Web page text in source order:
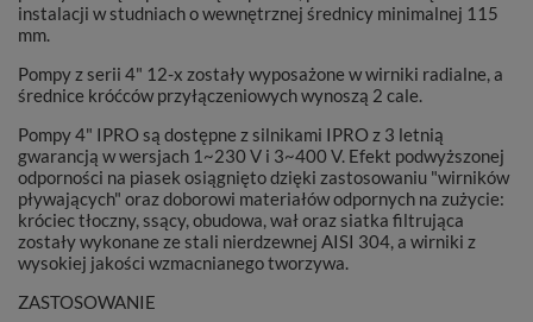
instalacji w studniach o wewnętrznej średnicy minimalnej 115
mm.
Pompy z serii 4" 12-x zostały wyposażone w wirniki radialne, a
średnice króćców przyłączeniowych wynoszą 2 cale.
Pompy 4" IPRO są dostępne z silnikami IPRO z 3 letnią
gwarancją w wersjach 1~230 V i 3~400 V. Efekt podwyższonej
odporności na piasek osiągnięto dzięki zastosowaniu "wirników
pływających" oraz doborowi materiałów odpornych na zużycie:
króciec tłoczny, ssący, obudowa, wał oraz siatka filtrująca
zostały wykonane ze stali nierdzewnej AISI 304, a wirniki z
wysokiej jakości wzmacnianego tworzywa.
ZASTOSOWANIE